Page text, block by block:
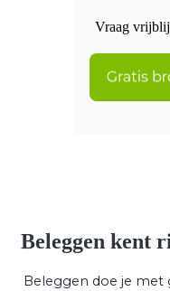
Vraag
Beleggen kent
Beleggen doe je met